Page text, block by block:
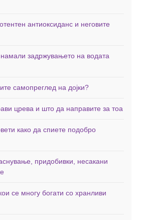
антиоксиданс и неговите
задржувањето на водата
самопреглед на дојки?
црева и што да направите за тоа
како да спиете подобро
придобивки, несакани
се многу богати со хранливи